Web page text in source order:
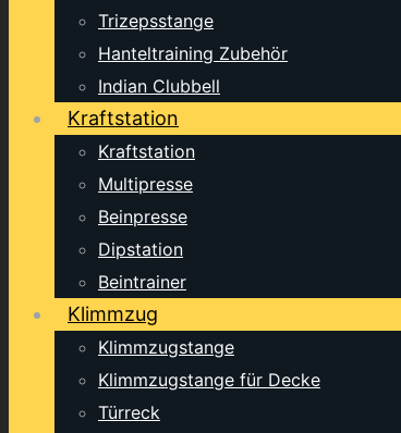
Trizepsstange
Hanteltraining Zubehör
Indian Clubbell
Kraftstation
Kraftstation
Multipresse
Beinpresse
Dipstation
Beintrainer
Klimmzug
Klimmzugstange
Klimmzugstange für Decke
Türreck